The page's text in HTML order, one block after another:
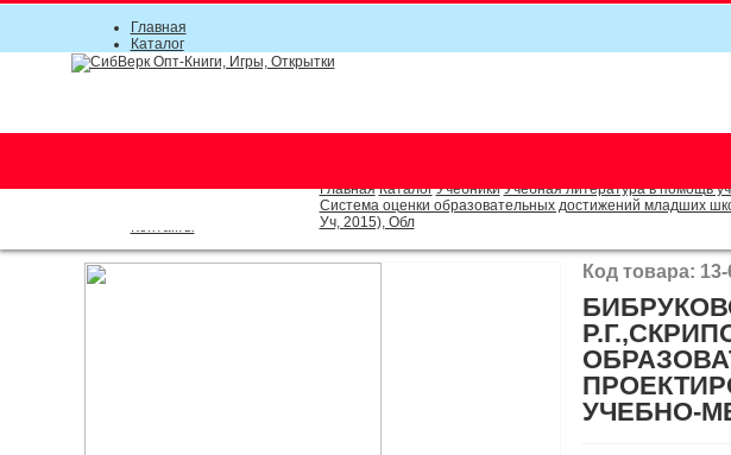
Главная
Каталог
Прайс-листы
Доставка
Контакты
Главная Каталог Учебники Учебная литература в помощь
Система оценки образовательных достижений младших
Уч, 2015), Обл
Код товара:
УЧЕБНО-